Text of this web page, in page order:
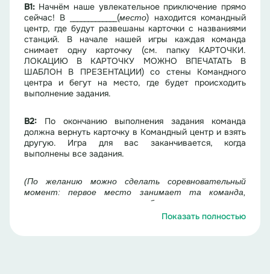
В1: Начнём наше увлекательное приключение прямо
сейчас! В _____________(место) находится командный
центр, где будут развешаны карточки с названиями
станций. В начале нашей игры каждая команда
снимает одну карточку (см. папку КАРТОЧКИ.
ЛОКАЦИЮ В КАРТОЧКУ МОЖНО ВПЕЧАТАТЬ В
ШАБЛОН В ПРЕЗЕНТАЦИИ) со стены Командного
центра и бегут на место, где будет происходить
выполнение задания.
В2: По окончанию выполнения задания команда
должна вернуть карточку в Командный центр и взять
другую. Игра для вас заканчивается, когда
выполнены все задания.
(По желанию можно сделать соревновательный
момент: первое место занимает та команда,
которая прошла все станции быстрее всех, вторая -
2 место и т.д. Или наградить все отряды
Показать полностью